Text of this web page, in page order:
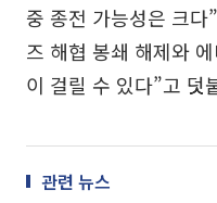
중 종전 가능성은 크
즈 해협 봉쇄 해제와
이 걸릴 수 있다”고 덧
관련 뉴스